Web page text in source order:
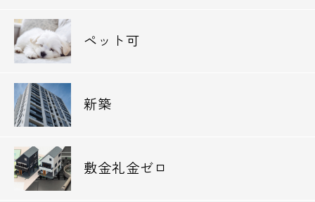
ペット可
新築
敷金礼金ゼロ